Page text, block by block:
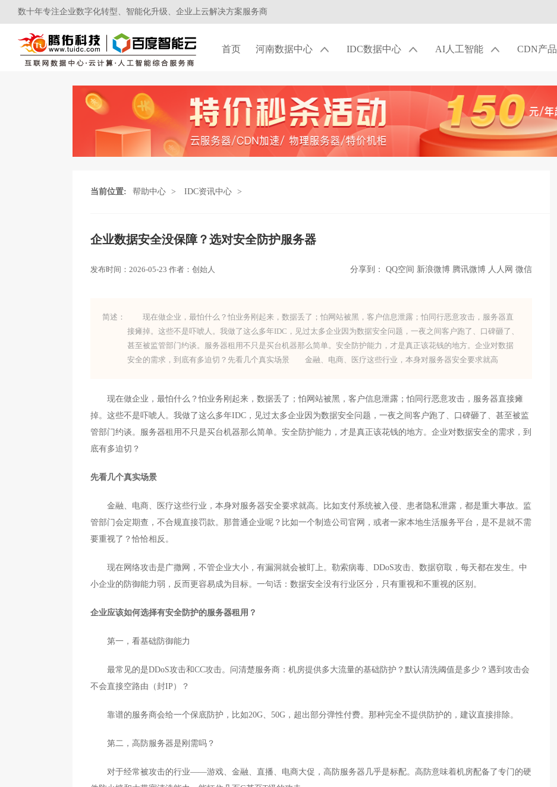
数十年专注企业数字化转型、智能化升级、企业上云解决方案服务商
首页 河南数据中心 IDC数据中心 AI人工智能 CDN产品
当前位置: 帮助中心 > IDC资讯中心 >
企业数据安全没保障？选对安全防护服务器
发布时间： 2026-05-23 作者： 创始人 分享到： QQ空间 新浪微博 腾讯微博 人人网 微信
简述：
现在做企业，最怕什么？怕业务刚起来，数据丢了；怕网站被黑，客户信息泄露；怕同行恶意攻击，服务器直
接瘫掉。这些不是吓唬人。我做了这么多年IDC，见过太多企业因为数据安全问题，一夜之间客户跑了、口碑砸了、
甚至被监管部门约谈。服务器租用不只是买台机器那么简单。安全防护能力，才是真正该花钱的地方。企业对数据
安全的需求，到底有多迫切？先看几个真实场景 金融、电商、医疗这些行业，本身对服务器安全要求就高
现在做企业，最怕什么？怕业务刚起来，数据丢了；怕网站被黑，客户信息泄露；怕同行恶意攻击，服务器直接瘫
掉。这些不是吓唬人。我做了这么多年IDC，见过太多企业因为数据安全问题，一夜之间客户跑了、口碑砸了、甚至被监
管部门约谈。 服务器租用不只是买台机器那么简单。安全防护能力，才是真正该花钱的地方。企业对数据安全的需求，到
底有多迫切？
先看几个真实场景
金融、电商、医疗这些行业，本身对服务器安全要求就高。比如支付系统被入侵、患者隐私泄露，都是重大事故。监
管部门会定期查，不合规直接罚款。那普通企业呢？比如一个制造公司官网，或者一家本地生活服务平台，是不是就不需
要重视了？恰恰相反。
现在网络攻击是广撒网，不管企业大小，有漏洞就会被盯上。勒索病毒、DDoS攻击、数据窃取，每天都在发生。中
小企业的防御能力弱，反而更容易成为目标。一句话：数据安全没有行业区分，只有重视和不重视的区别。
企业应该如何选择有安全防护的服务器租用？
第一，看基础防御能力
最常见的是DDoS攻击和CC攻击。问清楚服务商：机房提供多大流量的基础防护？默认清洗阈值是多少？遇到攻击会
不会直接空路由（封IP）？
靠谱的服务商会给一个保底防护，比如20G、50G，超出部分弹性付费。那种完全不提供防护的，建议直接排除。
第二，高防服务器是刚需吗？
对于经常被攻击的行业——游戏、金融、直播、电商大促，高防服务器几乎是标配。高防意味着机房配备了专门的硬